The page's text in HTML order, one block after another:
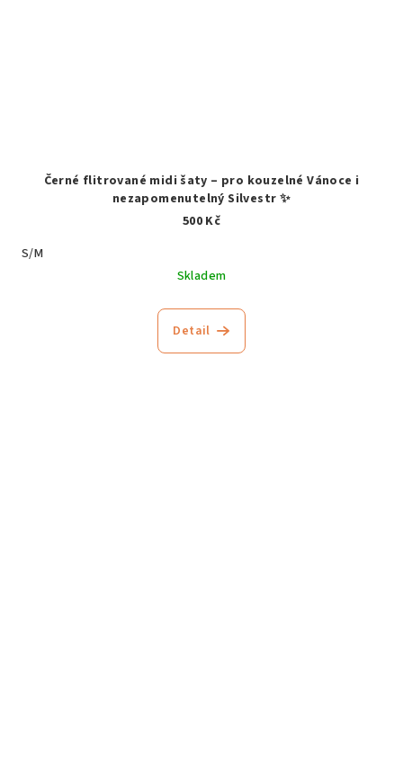
Černé flitrované midi šaty – pro kouzelné Vánoce i
nezapomenutelný Silvestr ✨
500 Kč
S/M
Skladem
Detail